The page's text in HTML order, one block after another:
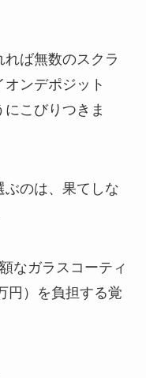
れば無数のスクラ
ンデポジット
にこびりつきま
のは、果てしな
なガラスコーティ
円）を負担する覚